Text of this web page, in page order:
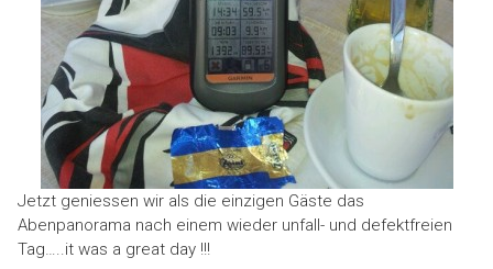
Jetzt geniessen wir als die einzigen Gäste das
Abenpanorama nach einem wieder unfall- und defektfreien
Tag…..it was a great day !!!